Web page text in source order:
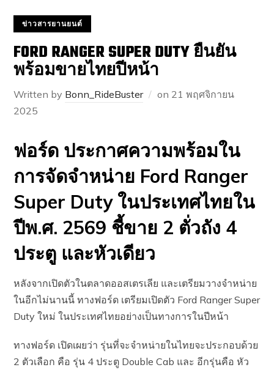
ข่าวสารยานยนต์
FORD RANGER SUPER DUTY ยืนยัน
พร้อมขายไทยปีหน้า
Written by Bonn_RideBuster on 21 พฤศจิกายน
2025
ฟอร์ด ประกาศความพร้อมใน
การจัดจำหน่าย Ford Ranger
Super Duty ในประเทศไทยใน
ปีพ.ศ. 2569 ชี้ขาย 2 ตั่วถัง 4
ประตู และหัวเดียว
หลังจากเปิดตัวในตลาดออสเตรเลีย และเตรียมวางจำหน่าย
ในอีกไม่นานนี้ ทางฟอร์ด เตรียมเปิดตัว Ford Ranger Super
Duty ใหม่ ในประเทศไทยอย่างเป็นทางการในปีหน้า
ทางฟอร์ด เปิดเผยว่า รุ่นที่จะจำหน่ายในไทยจะประกอบด้วย
2 ตัวเลือก คือ รุ่น 4 ประตู Double Cab และ อีกรุ่นคือ หัว